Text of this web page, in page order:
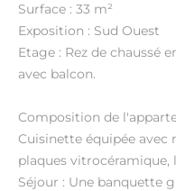
Surface : 33 m²
Exposition : Sud Ouest
Etage : Rez de chaussé
avec balcon.
Composition de
Cuisinette équipée
plaques vitrocéramique,
Séjour : Une banquette